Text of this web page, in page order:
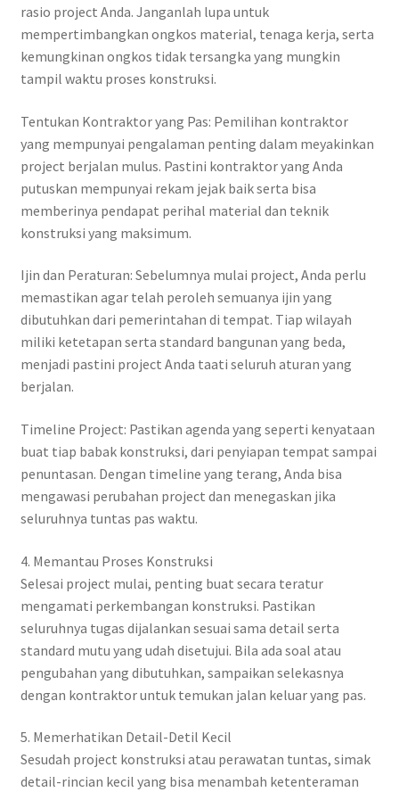
rasio project Anda. Janganlah lupa untuk
mempertimbangkan ongkos material, tenaga kerja, serta
kemungkinan ongkos tidak tersangka yang mungkin
tampil waktu proses konstruksi.
Tentukan Kontraktor yang Pas: Pemilihan kontraktor
yang mempunyai pengalaman penting dalam meyakinkan
project berjalan mulus. Pastini kontraktor yang Anda
putuskan mempunyai rekam jejak baik serta bisa
memberinya pendapat perihal material dan teknik
konstruksi yang maksimum.
Ijin dan Peraturan: Sebelumnya mulai project, Anda perlu
memastikan agar telah peroleh semuanya ijin yang
dibutuhkan dari pemerintahan di tempat. Tiap wilayah
miliki ketetapan serta standard bangunan yang beda,
menjadi pastini project Anda taati seluruh aturan yang
berjalan.
Timeline Project: Pastikan agenda yang seperti kenyataan
buat tiap babak konstruksi, dari penyiapan tempat sampai
penuntasan. Dengan timeline yang terang, Anda bisa
mengawasi perubahan project dan menegaskan jika
seluruhnya tuntas pas waktu.
4. Memantau Proses Konstruksi
Selesai project mulai, penting buat secara teratur
mengamati perkembangan konstruksi. Pastikan
seluruhnya tugas dijalankan sesuai sama detail serta
standard mutu yang udah disetujui. Bila ada soal atau
pengubahan yang dibutuhkan, sampaikan selekasnya
dengan kontraktor untuk temukan jalan keluar yang pas.
5. Memerhatikan Detail-Detil Kecil
Sesudah project konstruksi atau perawatan tuntas, simak
detail-rincian kecil yang bisa menambah ketenteraman